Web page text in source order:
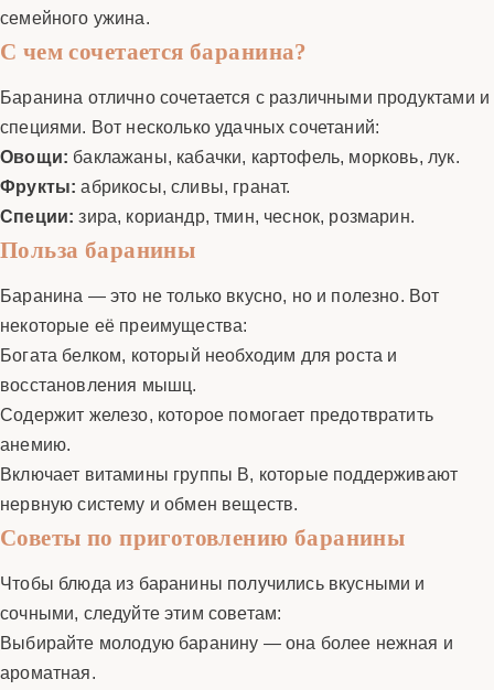
семейного ужина.
С чем сочетается баранина?
Баранина отлично сочетается с различными продуктами и
специями. Вот несколько удачных сочетаний:
Овощи: баклажаны, кабачки, картофель, морковь, лук.
Фрукты: абрикосы, сливы, гранат.
Специи: зира, кориандр, тмин, чеснок, розмарин.
Польза баранины
Баранина — это не только вкусно, но и полезно. Вот
некоторые её преимущества:
Богата белком, который необходим для роста и
восстановления мышц.
Содержит железо, которое помогает предотвратить
анемию.
Включает витамины группы B, которые поддерживают
нервную систему и обмен веществ.
Советы по приготовлению баранины
Чтобы блюда из баранины получились вкусными и
сочными, следуйте этим советам:
Выбирайте молодую баранину — она более нежная и
ароматная.